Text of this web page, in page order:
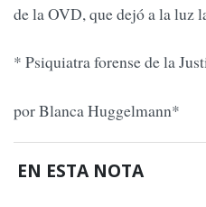
de la OVD, que dejó a la luz
* Psiquiatra forense de la
por Blanca Huggelmann*
EN ESTA NOTA